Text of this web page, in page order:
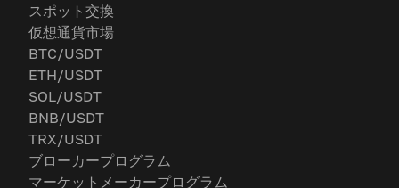
スポット交換
仮想通貨市場
BTC/USDT
ETH/USDT
SOL/USDT
BNB/USDT
TRX/USDT
ブローカープログラム
マーケットメーカープログラム